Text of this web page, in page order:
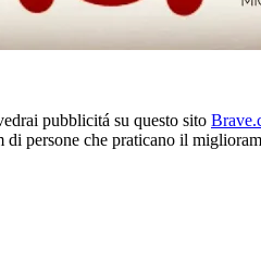
pubblicitá su questo sito
di persone che praticano il